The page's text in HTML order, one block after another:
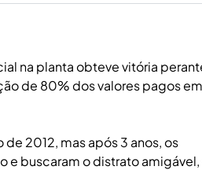
na planta obteve vitória
de 80% dos valores pagos em
2012, mas após 3 anos, os
e buscaram o distrato amigável,